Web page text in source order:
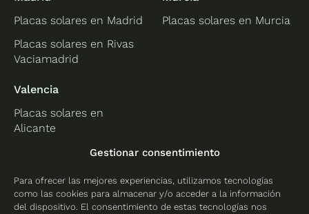
Gestionar consentimiento
Para ofrecer las mejores experiencias, utilizamos tecnologías
como las cookies para almacenar y/o acceder a la información
del dispositivo. El consentimiento de estas tecnologías nos
Placas solares en Madrid
Placas solares en Rivas
Vaciamadrid
Placas solares en Murcia
Valencia
Placas solares en
Alicante
Placas solares en
Placas solares en
Valencia